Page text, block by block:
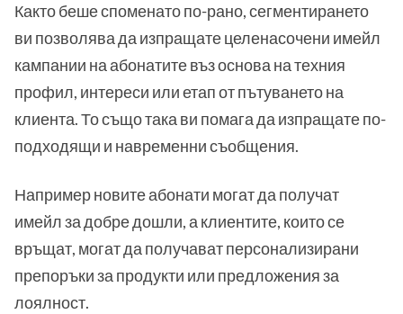
Както беше споменато по-рано, сегментирането
ви позволява да изпращате целенасочени имейл
кампании на абонатите въз основа на техния
профил, интереси или етап от пътуването на
клиента. То също така ви помага да изпращате по-
подходящи и навременни съобщения.
Например новите абонати могат да получат
имейл за добре дошли, а клиентите, които се
връщат, могат да получават персонализирани
препоръки за продукти или предложения за
лоялност.